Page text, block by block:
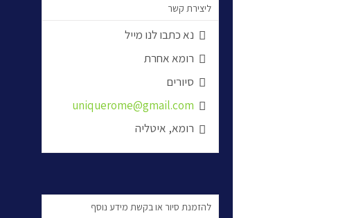
ליצירת קשר
 נא כתבו לנו מייל
 רומא אחרת
 סיורים

uniquerome@gmail.com
 רומא, איטליה
להזמנת סיור או בקשת מידע נוסף